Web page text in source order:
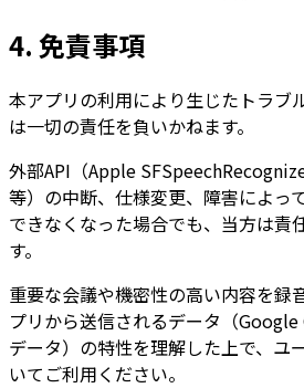
4. 免責事項
本アプリの利用により生じたトラブ
は一切の責任を負いかねます。
外部API（Apple
等）の中断、仕様変更、障害によっ
できなくなった場合でも、当方は責
す。
重要な会議や機密性の高い内容を録
プリから送信されるデータ（
データ）の特性を理解した上で、ユ
いてご利用ください。